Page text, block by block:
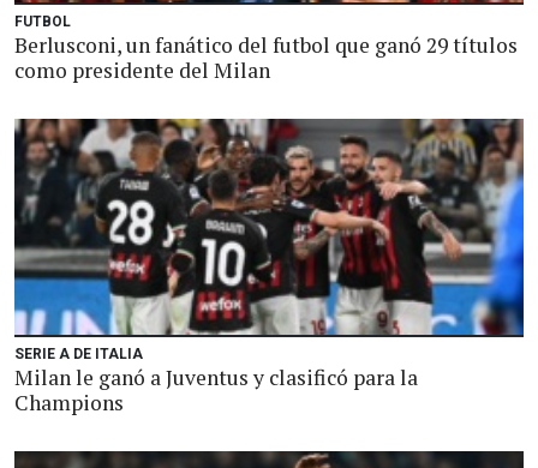
FUTBOL
Berlusconi, un fanático del futbol que ganó 29 títulos
como presidente del Milan
SERIE A DE ITALIA
Milan le ganó a Juventus y clasificó para la
Champions